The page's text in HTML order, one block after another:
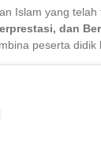
Islam yang
dan
peserta